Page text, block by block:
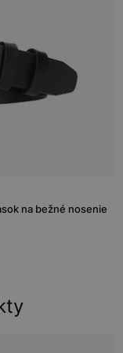
na bežné nosenie